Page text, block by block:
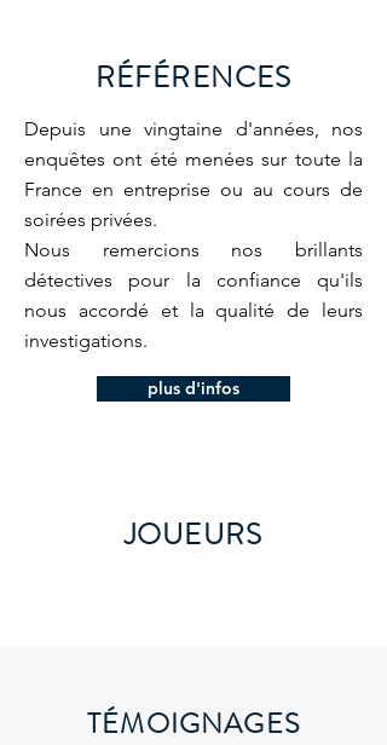
RÉFÉRENCES
Depuis une vingtaine d'années, nos
enquêtes ont été menéessur toute la
France en entreprise ou au cours de
soirées privées.
Nous remercions nos brillants
détectives pour la confiance qu'ils
nous accordé et la qualité de leurs
investigations.
plus d'infos
JOUEURS
TÉMOIGNAGES